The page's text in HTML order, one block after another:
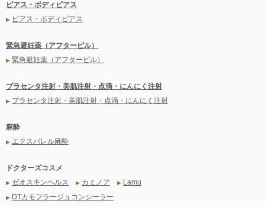
ピアス・ボディピアス
▶ ピアス・ボディピアス
緊急避妊薬（アフターピル）
▶ 緊急避妊薬（アフターピル）
プラセンタ注射・美肌注射・点滴・にんにく注射
▶ プラセンタ注射・美肌注射・点滴・にんにく注射
麻酔
▶ エクスパレル麻酔
ドクターズコスメ
▶ ゼオスキンヘルス ▶ カミノア ▶ Lamu
▶ DTカモフラージュコンシーラー